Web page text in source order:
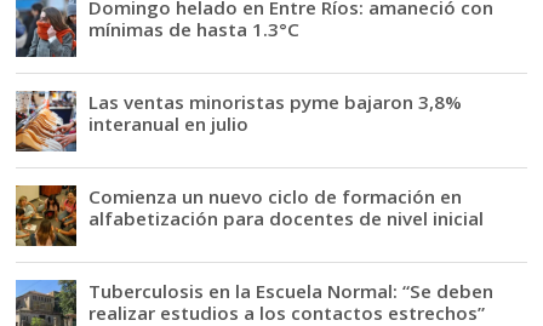
Domingo helado en Entre Ríos: amaneció con
mínimas de hasta 1.3°C
Las ventas minoristas pyme bajaron 3,8%
interanual en julio
Comienza un nuevo ciclo de formación en
alfabetización para docentes de nivel inicial
Tuberculosis en la Escuela Normal: “Se deben
realizar estudios a los contactos estrechos”